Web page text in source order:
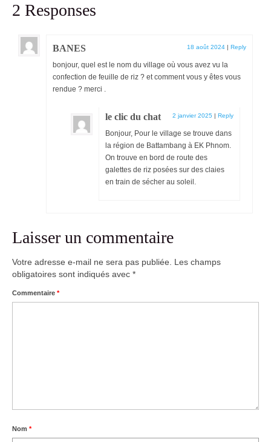
2 Responses
BANES 18 août 2024 | Reply
bonjour, quel est le nom du village où vous avez vu la
confection de feuille de riz ? et comment vous y êtes vous
rendue ? merci .
le clic du chat 2 janvier 2025 | Reply
Bonjour, Pour le village se trouve dans
la région de Battambang à EK Phnom.
On trouve en bord de route des
galettes de riz posées sur des claies
en train de sécher au soleil.
Laisser un commentaire
Votre adresse e-mail ne sera pas publiée. Les champs
obligatoires sont indiqués avec *
Commentaire *
Nom *